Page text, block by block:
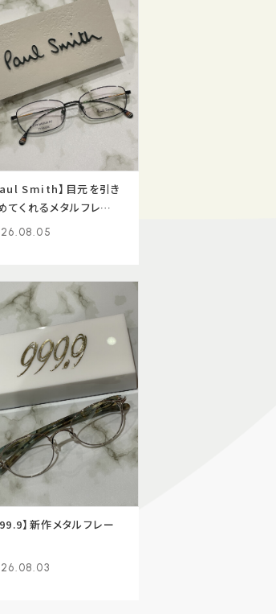
Smith】目元を引き
てくれるメタルフレー
】新作メタルフレー